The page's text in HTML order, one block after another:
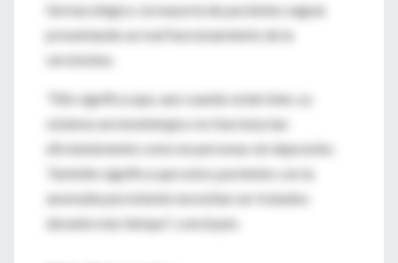
farmacológico, la mayoría de pacientes seguía
presentando un mal funcionamiento de la
serotonina.
"Ello significa que, aun cuando están bien, su
sistema serotoninérgico no funciona tan
eficientemente como en personas sin depresión.
También significa que estos pacientes con la
anomalía persistente necesitan ser tratados
durante más tiempo", concluyen.